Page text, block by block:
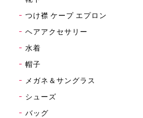
つけ襟 ケープ エプロン
ヘアアクセサリー
水着
帽子
メガネ＆サングラス
シューズ
バッグ